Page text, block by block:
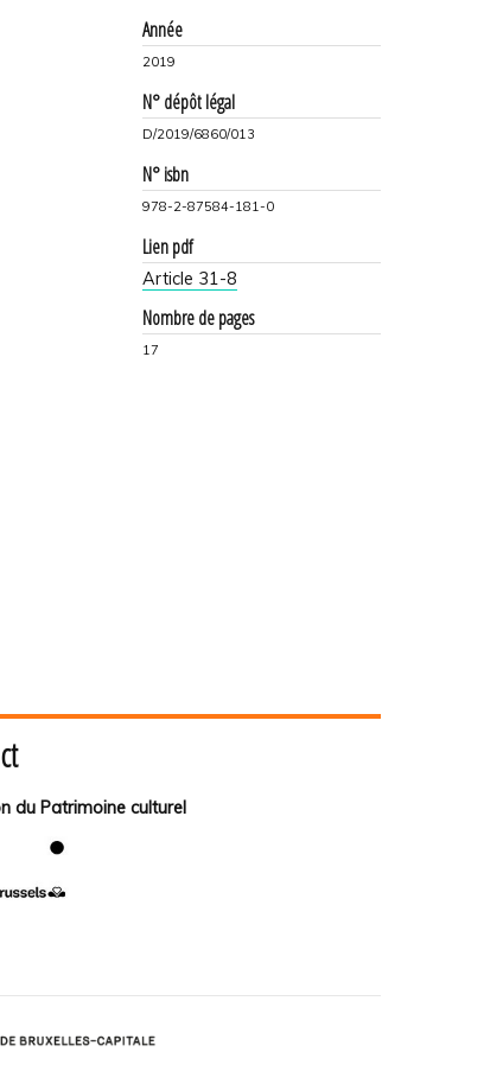
Année
2019
N° dépôt légal
D/2019/6860/013
N° isbn
978-2-87584-181-0
Lien pdf
Article 31-8
Nombre de pages
17
du Patrimoine culturel